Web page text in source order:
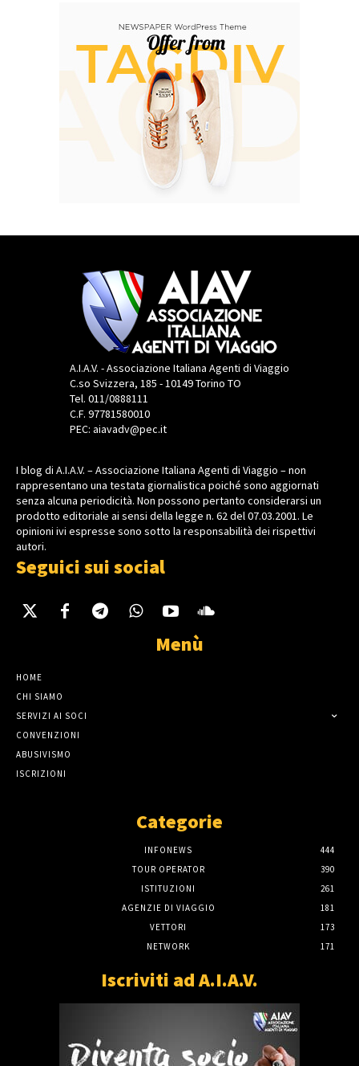
A.I.A.V. - Associazione Italiana Agenti di Viaggio
C.so Svizzera, 185 - 10149 Torino TO
Tel. 011/0888111
C.F. 97781580010
PEC: aiavadv@pec.it
I blog di A.I.A.V. – Associazione Italiana Agenti di Viaggio – non
rappresentano una testata giornalistica poiché sono aggiornati
senza alcuna periodicità. Non possono pertanto considerarsi un
prodotto editoriale ai sensi della legge n. 62 del 07.03.2001. Le
opinioni ivi espresse sono sotto la responsabilità dei rispettivi
autori.
Seguici sui social
Menù
HOME
CHI SIAMO
SERVIZI AI SOCI
CONVENZIONI
ABUSIVISMO
ISCRIZIONI
Categorie
INFONEWS
444
TOUR OPERATOR
390
ISTITUZIONI
261
AGENZIE DI VIAGGIO
181
VETTORI
173
NETWORK
171
Iscriviti ad A.I.A.V.